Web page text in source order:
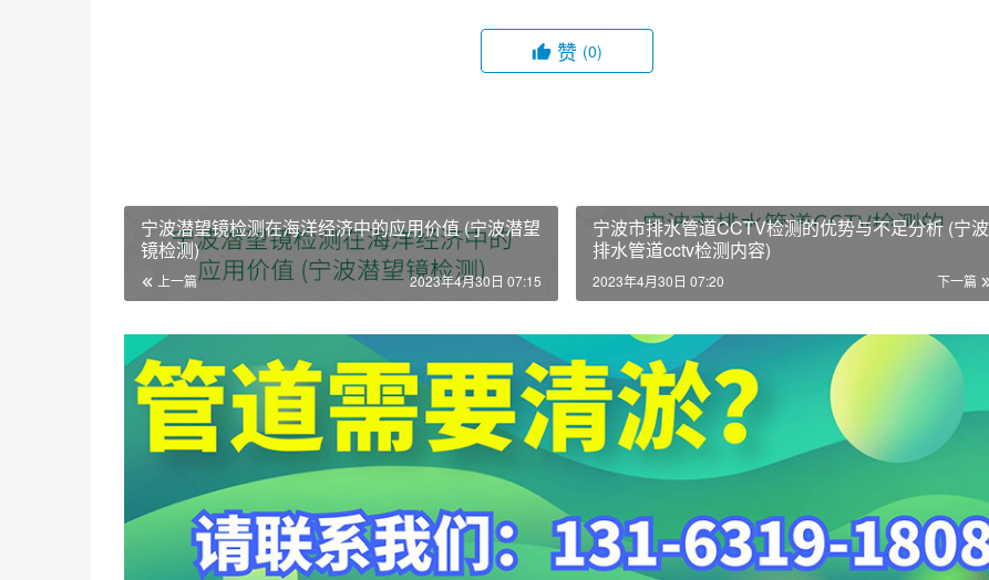
赞 (0)
宁波潜望镜检测在海洋经济中的应用价值 (宁波潜望
镜检测)
上一篇 2023年4月30日 07:15
宁波市排水管道CCTV检测的优势与不足分析 (宁波
排水管道cctv检测内容)
下一篇
2023年4月30日 07:20